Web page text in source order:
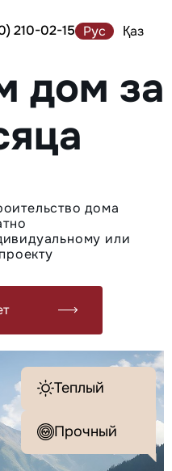
210-02-15 Рус Қаз
дом за
дома
или
Теплый
Прочный